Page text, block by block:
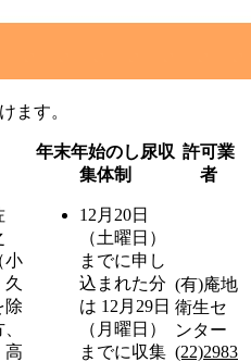
ます。
年末年始のし尿収
集体制
許可業
者
小
除
高
12月20日
（土曜日）
までに申し
込まれた分
は 12月29日
（月曜日）
までに収集
(有)庵地
衛生セ
ンター
(22)2983